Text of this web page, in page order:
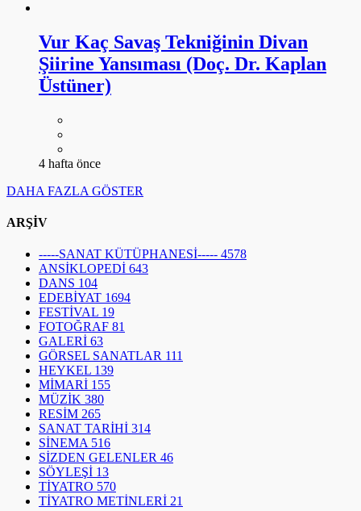
Vur Kaç Savaş Tekniğinin Divan
Şiirine Yansıması (Doç. Dr. Kaplan
Üstüner)
4 hafta önce
DAHA FAZLA GÖSTER
ARŞİV
-----SANAT KÜTÜPHANESİ----- 4578
ANSİKLOPEDİ 643
DANS 104
EDEBİYAT 1694
FESTİVAL 19
FOTOĞRAF 81
GALERİ 63
GÖRSEL SANATLAR 111
HEYKEL 139
MİMARİ 155
MÜZİK 380
RESİM 265
SANAT TARİHİ 314
SİNEMA 516
SİZDEN GELENLER 46
SÖYLEŞİ 13
TİYATRO 570
TİYATRO METİNLERİ 21